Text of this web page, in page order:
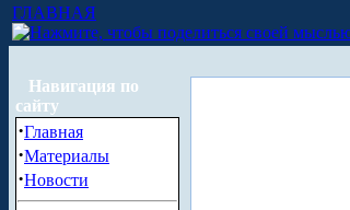
ГЛАВНАЯ
Навигация по
сайту
·Главная
·Материалы
·Новости